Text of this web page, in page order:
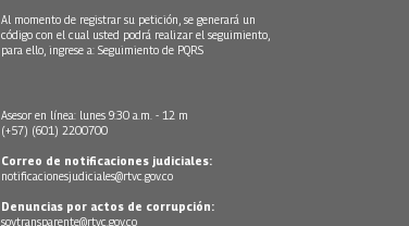
Al momento de registrar su petición, se generará un
código con el cual usted podrá realizar el seguimiento,
para ello, ingrese a: Seguimiento de PQRS
Asesor en línea: lunes 9:30 a.m. - 12 m
(+57) (601) 2200700
Correo de notificaciones judiciales:
notificacionesjudiciales@rtvc.gov.co
Denuncias por actos de corrupción:
soytransparente@rtvc.gov.co